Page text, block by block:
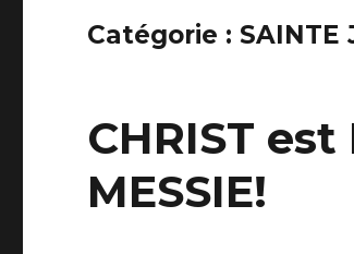
Catégorie : SAINTE
CHRIST
MESSIE!